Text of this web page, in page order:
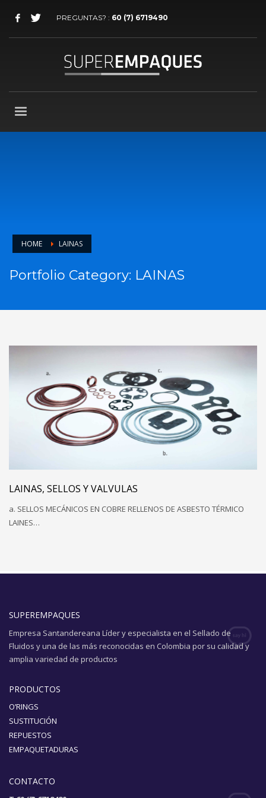
PREGUNTAS? : 60 (7) 6719490
HOME LAINAS
Portfolio Category: LAINAS
LAINAS, SELLOS Y VALVULAS
a. SELLOS MECÁNICOS EN COBRE RELLENOS DE ASBESTO TÉRMICO
LAINES…
SUPEREMPAQUES
Empresa Santandereana Líder y especialista en el Sellado de
Fluidos y una de las más reconocidas en Colombia por su calidad y
amplia variedad de productos
PRODUCTOS
O’RINGS
SUSTITUCIÓN
REPUESTOS
EMPAQUETADURAS
CONTACTO